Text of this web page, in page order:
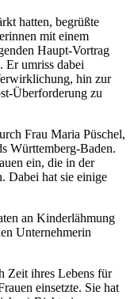
hatten, begrüßte
mit einem
Haupt-Vortrag
Er umriss dabei
hin zur
Überforderung zu
Frau Maria Püschel,
Württemberg-Baden.
ein, die in der
Dabei hat sie einige
an Kinderlähmung
Unternehmerin
Zeit ihres Lebens für
einsetzte. Sie hat